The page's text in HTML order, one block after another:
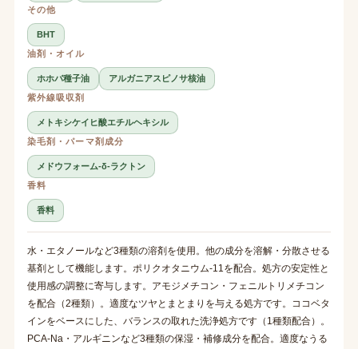
その他
BHT
油剤・オイル
ホホバ種子油
アルガニアスピノサ核油
紫外線吸収剤
メトキシケイヒ酸エチルヘキシル
染毛剤・パーマ剤成分
メドウフォーム-δ-ラクトン
香料
香料
水・エタノールなど3種類の溶剤を使用。他の成分を溶解・分散させる
基剤として機能します。ポリクオタニウム-11を配合。処方の安定性と
使用感の調整に寄与します。アモジメチコン・フェニルトリメチコン
を配合（2種類）。適度なツヤとまとまりを与える処方です。ココベタ
インをベースにした、バランスの取れた洗浄処方です（1種類配合）。
PCA-Na・アルギニンなど3種類の保湿・補修成分を配合。適度なうる